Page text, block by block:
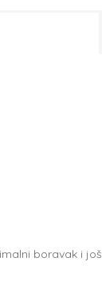
boravak i još